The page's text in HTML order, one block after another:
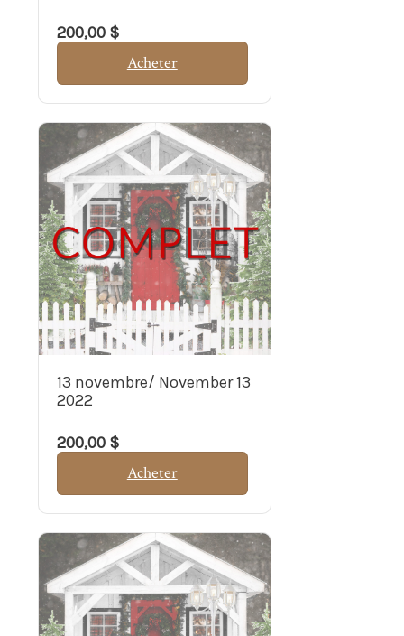
200,00 $
Acheter
13 novembre/ November 13
2022
200,00 $
Acheter